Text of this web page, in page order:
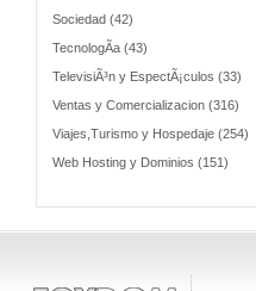
Sociedad (42)
TecnologÃ­a (43)
TelevisiÃ³n y EspectÃ¡culos (33)
Ventas y Comercializacion (316)
Viajes,Turismo y Hospedaje (254)
Web Hosting y Dominios (151)